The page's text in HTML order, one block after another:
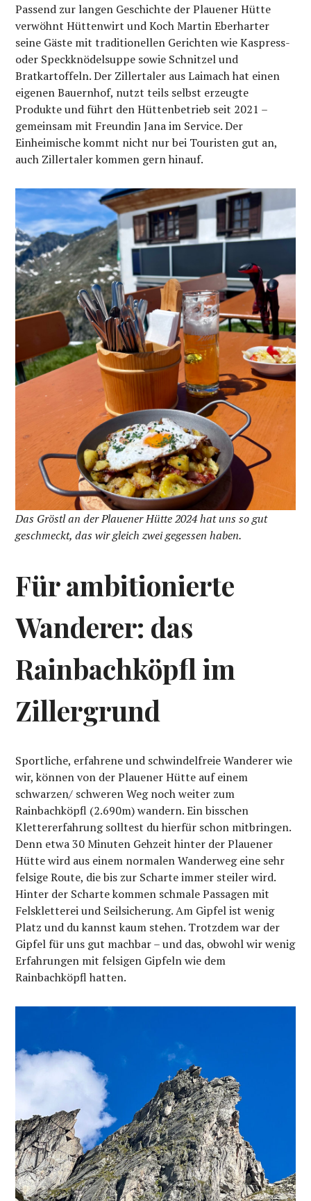
Passend zur langen Geschichte der Plauener Hütte
verwöhnt Hüttenwirt und Koch Martin Eberharter
seine Gäste mit traditionellen Gerichten wie Kaspress-
oder Speckknödelsuppe sowie Schnitzel und
Bratkartoffeln. Der Zillertaler aus Laimach hat einen
eigenen Bauernhof, nutzt teils selbst erzeugte
Produkte und führt den Hüttenbetrieb seit 2021 –
gemeinsam mit Freundin Jana im Service. Der
Einheimische kommt nicht nur bei Touristen gut an,
auch Zillertaler kommen gern hinauf.
Das Gröstl an der Plauener Hütte 2024 hat uns so gut
geschmeckt, das wir gleich zwei gegessen haben.
Für ambitionierte
Wanderer: das
Rainbachköpfl im
Zillergrund
Sportliche, erfahrene und schwindelfreie Wanderer wie
wir, können von der Plauener Hütte auf einem
schwarzen/ schweren Weg noch weiter zum
Rainbachköpfl (2.690m) wandern. Ein bisschen
Klettererfahrung solltest du hierfür schon mitbringen.
Denn etwa 30 Minuten Gehzeit hinter der Plauener
Hütte wird aus einem normalen Wanderweg eine sehr
felsige Route, die bis zur Scharte immer steiler wird.
Hinter der Scharte kommen schmale Passagen mit
Felskletterei und Seilsicherung. Am Gipfel ist wenig
Platz und du kannst kaum stehen. Trotzdem war der
Gipfel für uns gut machbar – und das, obwohl wir wenig
Erfahrungen mit felsigen Gipfeln wie dem
Rainbachköpfl hatten.